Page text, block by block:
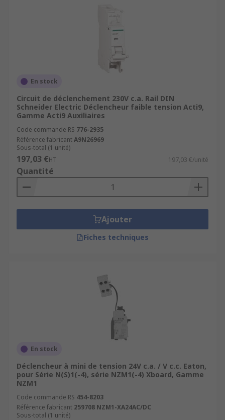
En stock
Circuit de déclenchement 230V c.a. Rail DIN
Schneider Electric Déclencheur faible tension Acti9,
Gamme Acti9 Auxiliaires
Code commande RS 776-2935
Référence fabricantA9N26969
Sous-total (1 unité)
197,03 €HT 197,03 €/unité
Quantité
Ajouter
Fiches techniques
En stock
Déclencheur à mini de tension 24V c.a. / V c.c. Eaton,
pour Série N(S)1(-4), série NZM1(-4) Xboard, Gamme
NZM1
Code commande RS 454-8203
Référence fabricant 259708 NZM1-XA24AC/DC
Sous-total (1 unité)